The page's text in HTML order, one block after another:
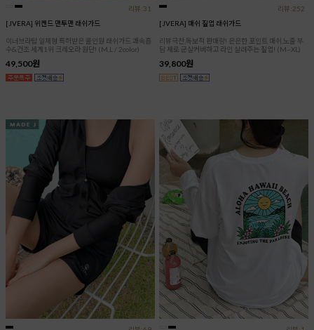
리뷰:31
[JVERA] 위켄드 맨투맨 래쉬가드
이너브라탑 일체형 특허받은 올인원 래쉬가드 쾌속흡
수&건조 세계1위 크레오라 원단! (M,L / 2color)
49,500원
리뷰:252
[JVERA] 매쉬 짚업 래쉬가드
리뷰극찬,독보적 판매량! 은은한 포인트 매쉬,노출 부
담 제로 군살커버하고 라인 살려주는 짚업! (M~XL)
39,800원